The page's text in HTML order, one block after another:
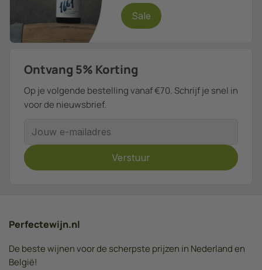
Sale
Ontvang 5% Korting
Op je volgende bestelling vanaf €70. Schrijf je snel in
voor de nieuwsbrief.
Verstuur
Perfectewijn.nl
De beste wijnen voor de scherpste prijzen in Nederland en
België!